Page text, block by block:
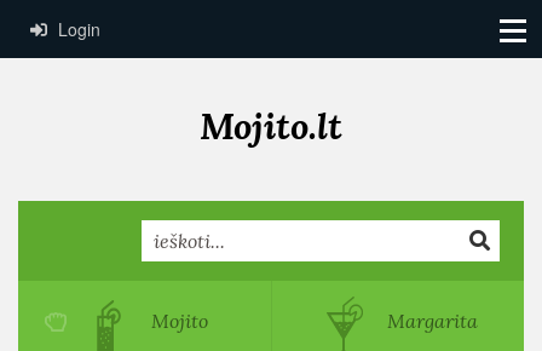
Login
Mojito.lt
Mojito Margarita